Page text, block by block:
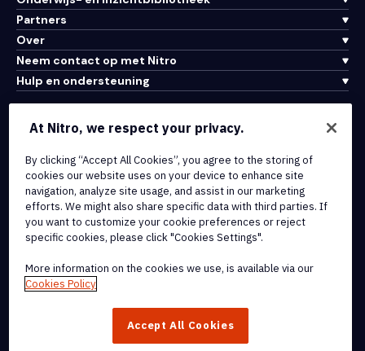
Partners
Over
Neem contact op met Nitro
Hulp en ondersteuning
Integraties en API-connectiviteit
Cookiebeleid
Copyrightbeleid
Alle voorwaarden en beleidsmaatregelen
© 2026 Nitro Software, Inc. Inc. Alle rechten voorbehouden.
Nitro, het Nitro-logo, Nitro Productivity Platform, Nitro PDF Pro, Nitro
dochterondernemingen in de Verenigde Staten en/of andere
At Nitro, we respect your privacy.
By clicking “Accept All Cookies”, you agree to the storing of
cookies our website uses on your device to enhance site
navigation, analyze site usage, and assist in our marketing
efforts. We might also share specific data with third parties. If
you want to customize your cookie preferences or reject
specific cookies, please click "Cookies Settings".
More information on the cookies we use, is available via our
Cookies Policy
Accept All Cookies